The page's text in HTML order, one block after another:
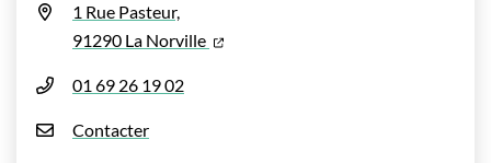
1 Rue Pasteur,
91290 La Norville
(ouverture dans un nouvel onglet)
01 69 26 19 02
Contacter